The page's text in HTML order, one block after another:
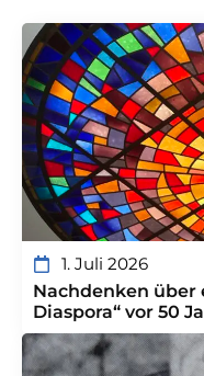
1. Juli 2026
Nachdenken über
Diaspora“ vor 50